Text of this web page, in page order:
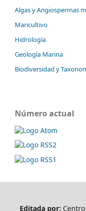
Algas y Angiospermas
Maricultivo
Hidrología
Geología Marina
Biodiversidad y
Número actual
Editada por: